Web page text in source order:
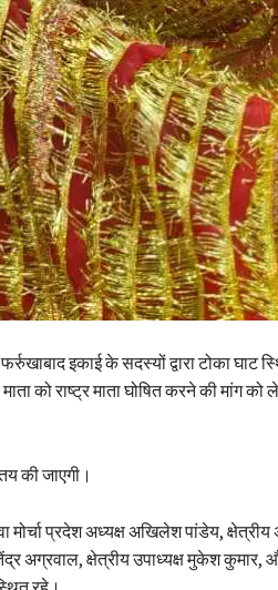
इकाई के सदस्यों द्वारा टोका घाट
को राष्ट्र माता घोषित करने की मांग को
की जाएगी।
प्रदेश अध्यक्ष अखिलेश पांडेय, क्षेत्रीय
अग्रवाल, क्षेत्रीय उपाध्यक्ष मुकेश कुमार,